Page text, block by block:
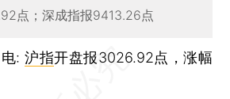
点；深成指报9413.26点
: 沪指开盘报3026.92点，涨幅